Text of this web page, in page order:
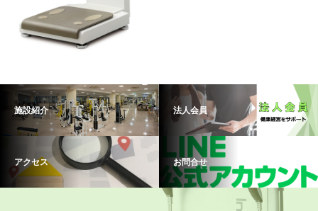
施設紹介 法人会員
アクセス お問合せ